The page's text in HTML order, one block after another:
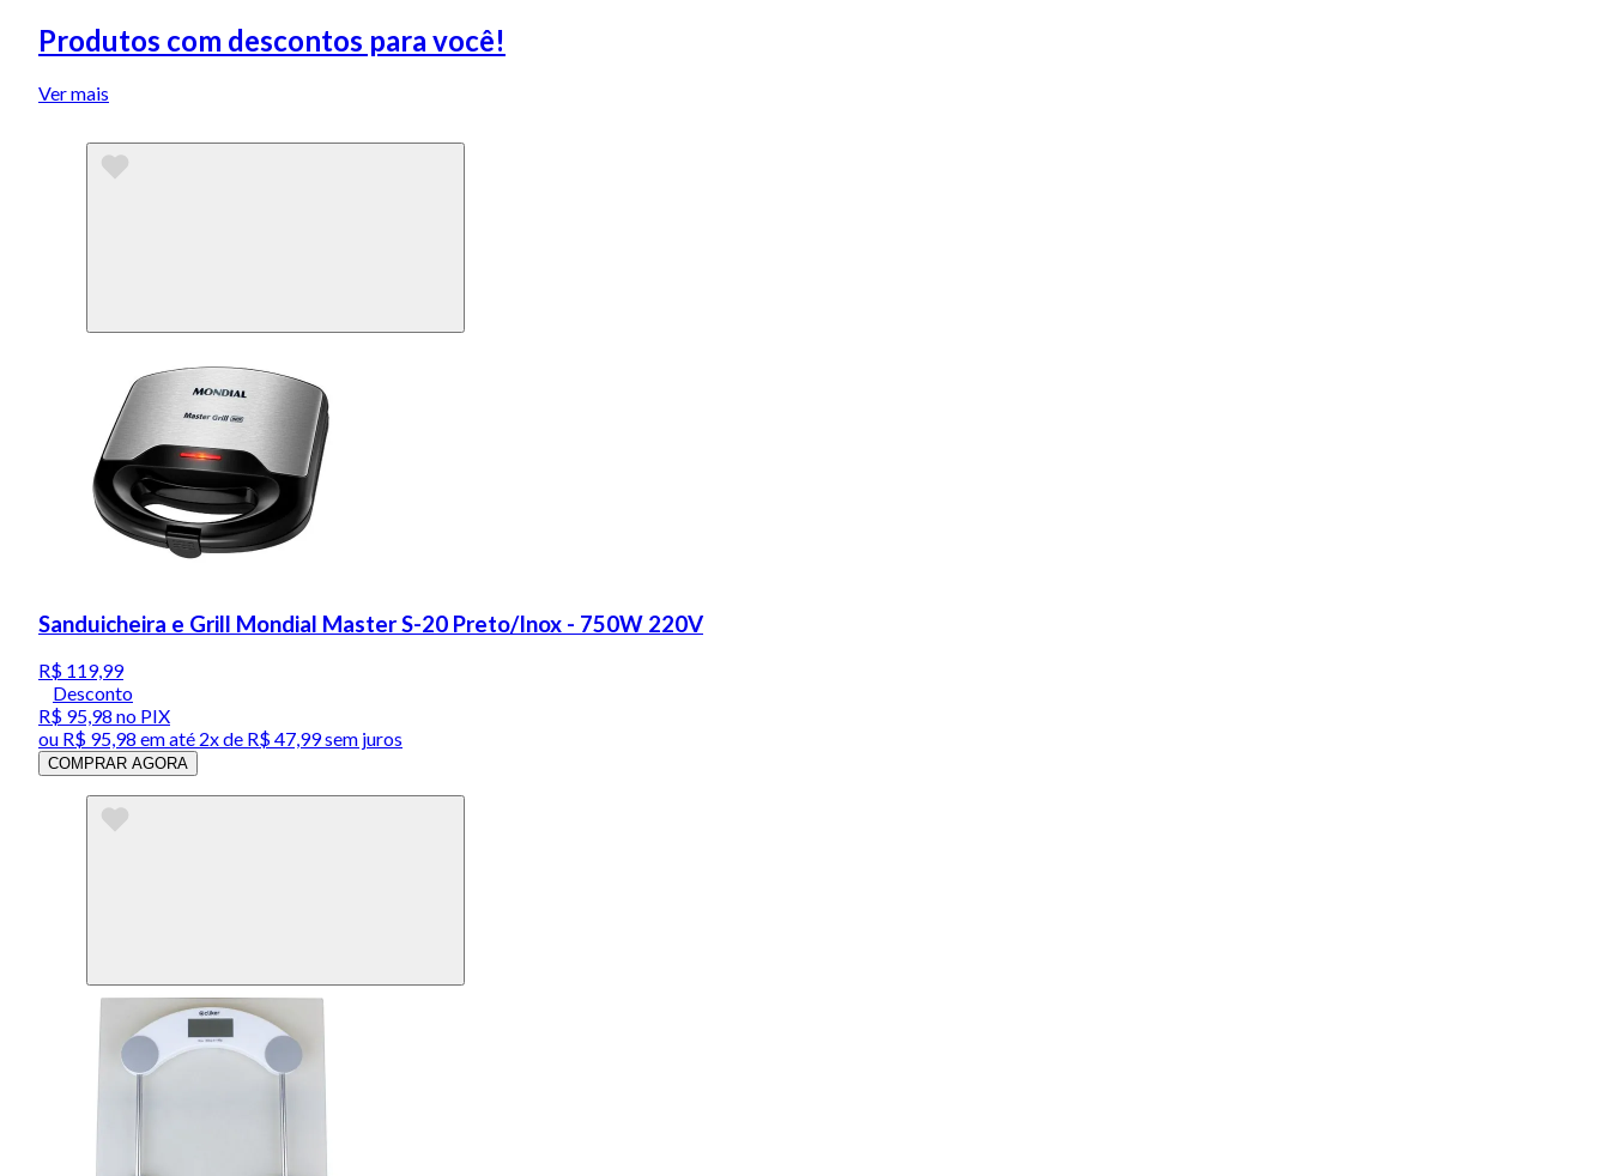
Produtos com descontos para você!
Ver mais
Sanduicheira e Grill Mondial Master S-20 Preto/Inox - 750W 220V
R$ 119,99
Desconto
R$ 95,98 no PIX
ou R$ 95,98 em até 2x de R$ 47,99 sem juros
COMPRAR AGORA